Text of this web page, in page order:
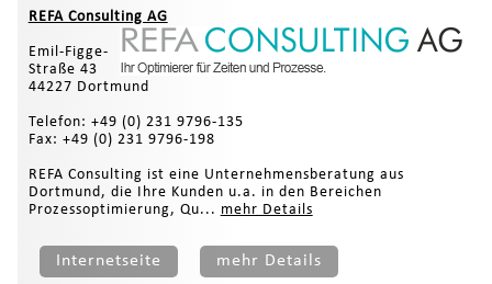
REFA Consulting AG
Emil-Figge-
Straße 43
44227 Dortmund
Telefon: +49 (0) 231 9796-135
Fax: +49 (0) 231 9796-198
REFA Consulting ist eine Unternehmensberatung aus
Dortmund, die Ihre Kunden u.a. in den Bereichen
Prozessoptimierung, Qu... mehr Details
Internetseite mehr Details